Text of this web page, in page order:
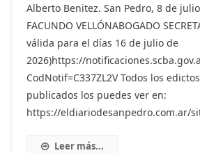
Alberto Benitez. San Pedro, 8 de
FACUNDO VELLÓNABOGADO
válida para el días 16 de julio de
2026)https://
CodNotif=C337ZL2V Todos los
publicados los puedes ver en:
https://eldiariodesanpedro.com.ar/
Leer más...